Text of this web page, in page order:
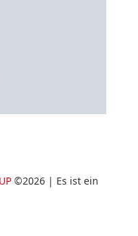
©2026 | Es ist ein